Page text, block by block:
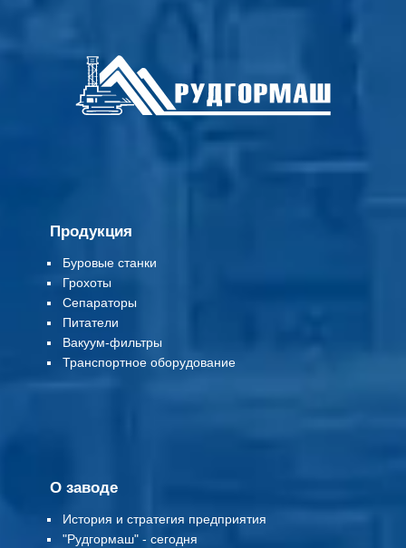
Продукция
Буровые станки
Грохоты
Сепараторы
Питатели
Вакуум-фильтры
Транспортное оборудование
О заводе
История и стратегия предприятия
"Рудгормаш" - сегодня